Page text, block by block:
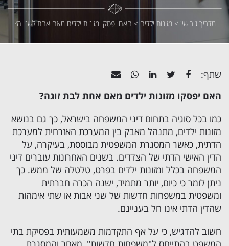
מדריך גירושין > מזונות ילדים > האם יפסקו מזונות ילדים מאם אחת לשנייה?
שתף:
האם יפסקו מזונות ילדים מאם אחת לבת זוגה?
כמו בכל סוגיה בתחום דיני המשפחה בישראל, כך גם בנושא
מזונות ילדים, מתנהל מאבק בין המערכת האזרחית למערכת
הדתית, כאשר המסגרת המשפטית מבוססת, בעיקרה, על
הדין האישי הדתי של הצדדים. בשנים האחרונות עוברים דיני
המשפחה בכלל ומזונות ילדים בפרט, טלטלה של ממש. כך
ניתן לומר כי כיום, יותר מתמיד, ישנה הכרה חברתית
ומשפטית במשפחות חדשות של שני אבות או שתי אימהות
שהדין הדתי אינו חל בעניינם.
חשוב להדגיש, כי על אף התקדמות משמעותית בפסיקת בתי